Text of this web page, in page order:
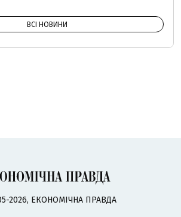
ВСІ НОВИНИ
2026, ЕКОНОМІЧНА ПРАВДА